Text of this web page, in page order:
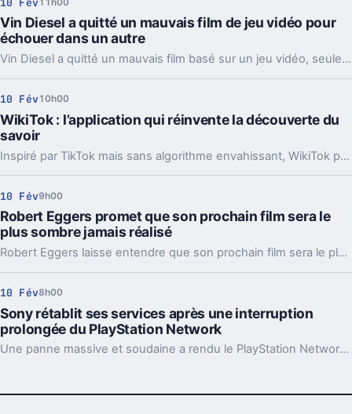
Vin Diesel a quitté un mauvais film de jeu vidéo pour
échouer dans un autre
Vin Diesel a quitté un mauvais film basé sur un jeu vidéo, seulement pour tenir le premier rôle dans un autre qui s'est avéré être un échec retentissant.
10 Fév10h00
WikiTok : l’application qui réinvente la découverte du
savoir
Inspiré par TikTok mais sans algorithme envahissant, WikiTok permet d’explorer Wikipédia d’une manière simple et captivante.
10 Fév9h00
Robert Eggers promet que son prochain film sera le
plus sombre jamais réalisé
Robert Eggers laisse entendre que son prochain film sera le plus sombre qu'il ait jamais réalisé, et nous sommes déjà impatients de le découvrir.
10 Fév8h00
Sony rétablit ses services après une interruption
prolongée du PlayStation Network
Une panne massive et soudaine a rendu le PlayStation Network inaccessible pendant plusieurs heures.